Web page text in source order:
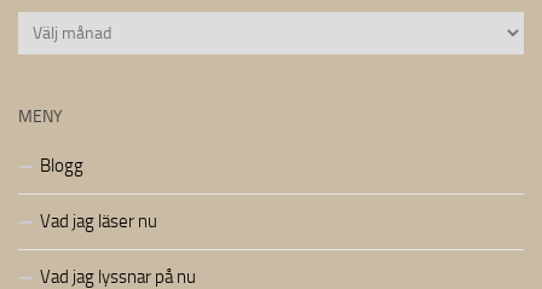
Arkiv
MENY
Blogg
Vad jag läser nu
Vad jag lyssnar på nu